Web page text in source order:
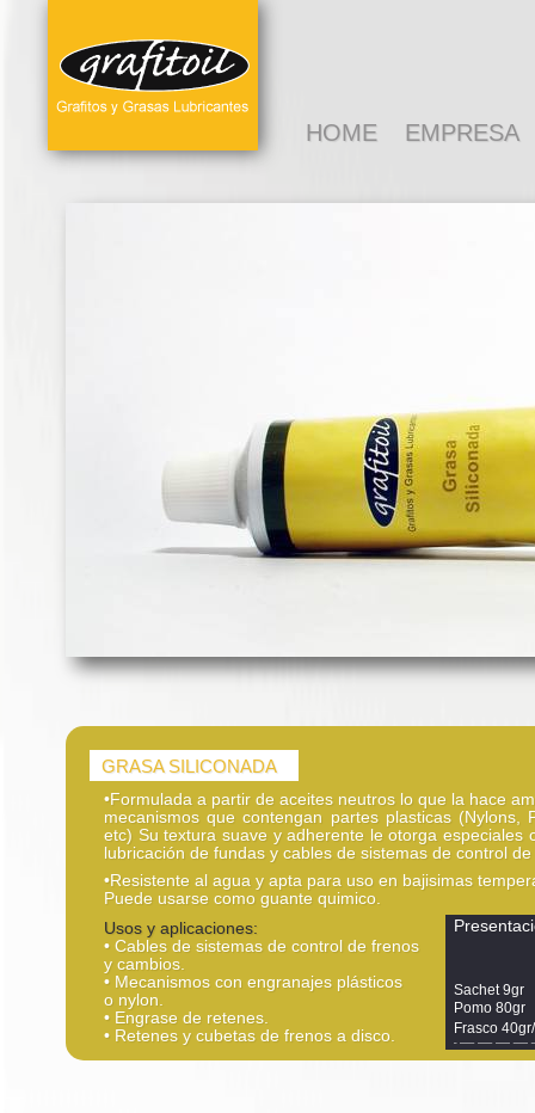
HOME EMPRESA
GRASA SILICONADA
•Formulada a partir de aceites neutros lo que la hace
mecanismos que contengan partes plasticas (Nylons,
etc) Su textura suave y adherente le otorga especiales
lubricación de fundas y cables de sistemas de control
•Resistente al agua y apta para uso en bajisimas
Puede usarse como guante quimico.
Usos y aplicaciones:
• Cables de sistemas de control de frenos
y cambios.
• Mecanismos con engranajes plásticos
o nylon.
• Engrase de retenes.
• Retenes y cubetas de frenos a disco.
Sachet 9gr
Pomo 80gr
Frasco